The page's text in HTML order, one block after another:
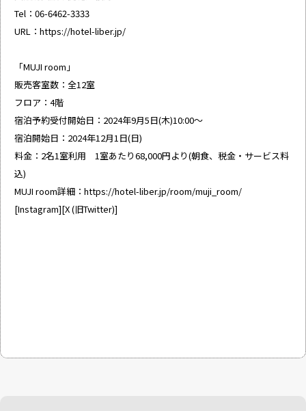
Tel：06-6462-3333
URL： https://hotel-liber.jp/
「MUJI room」
販売客室数：全12室
フロア：4階
宿泊予約受付開始日：2024年9月5日(木)10:00〜
宿泊開始日：2024年12月1日(日)
料金：2名1室利用 1室あたり68,000円より(朝食、税金・サービス料
込)
MUJI room詳細： https://hotel-liber.jp/room/muji_room/
[Instagram][X (旧Twitter)]